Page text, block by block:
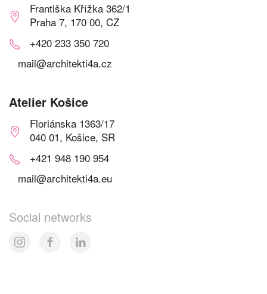
Františka Křížka 362/1
Praha 7, 170 00, CZ
+420 233 350 720
mail@architekti4a.cz
Atelier Košice
Floriánska 1363/17
040 01, Košice, SR
+421 948 190 954
mail@architekti4a.eu
Social networks